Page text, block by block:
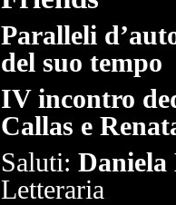
Paralleli
del suo tempo
IV incontro
Callas e
Saluti:
Letteraria